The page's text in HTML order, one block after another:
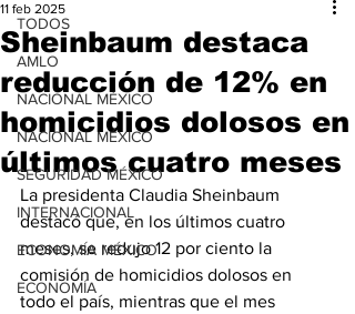
TODOS
AMLO
NACIONAL MÉXICO
NACIONAL MÉXICO
SEGURIDAD MÉXICO
INTERNACIONAL
ECONOMÍA MÉXICO
ECONOMÍA
Sheinbaum destaca
reducción de 12% en
homicidios dolosos en
últimos cuatro meses
11 feb 2025
La presidenta Claudia Sheinbaum
destacó que, en los últimos cuatro
meses, se redujo 12 por ciento la
comisión de homicidios dolosos en
todo el país, mientras que el mes